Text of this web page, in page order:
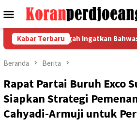
ke
Menu
Mobile
Kabar Terbaru
Jawa Tengah Ingatkan
Beranda Berita
Rapat Partai Buruh Exco
Siapkan Strategi
Cahyadi-Armuji untuk